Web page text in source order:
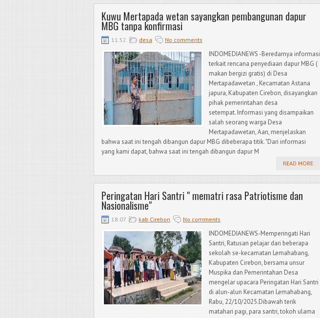
Kuwu Mertapada wetan sayangkan pembangunan dapur
MBG tanpa konfirmasi
11.52 desa No comments
INDOMEDIANEWS -Beredarnya informasi
terkait rencana penyediaan dapur MBG (
makan bergizi gratis) di Desa
Mertapadawetan , Kecamatan Astana
japura, Kabupaten Cirebon, disayangkan
pihak pemerintahan desa
setempat. Informasi yang disampaikan
salah seorang warga Desa
Mertapadawetan, Aan, menjelaskan
bahwa saat ini tengah dibangun dapur MBG dibeberapa titik. "Dari informasi
yang kami dapat, bahwa saat ini tengah dibangun dapur M
READ MORE
Peringatan Hari Santri " mematri rasa Patriotisme dan
Nasionalisme"
18.07 kab Cirebon No comments
INDOMEDIANEWS-Memperingati Hari
Santri, Ratusan pelajar dari beberapa
sekolah se-kecamatan Lemahabang,
Kabupaten Cirebon, bersama unsur
Muspika dan Pemerintahan Desa
mengelar upacara Peringatan Hari Santri
di alun-alun Kecamatan Lemahabang,
Rabu, 22/10/2025.Dibawah terik
matahari pagi, para santri, tokoh ulama